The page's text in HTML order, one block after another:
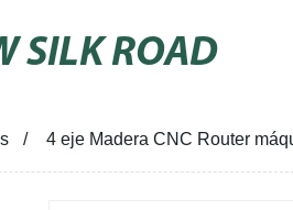
SILK ROAD
4 eje Madera CNC Router